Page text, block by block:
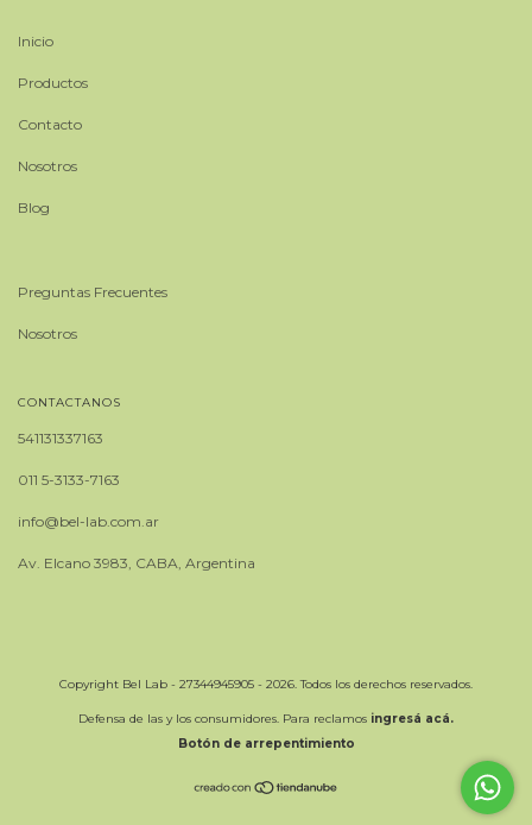
Inicio
Productos
Contacto
Nosotros
Blog
Preguntas Frecuentes
Nosotros
CONTACTANOS
541131337163
011 5-3133-7163
info@bel-lab.com.ar
Av. Elcano 3983, CABA, Argentina
Copyright Bel Lab - 27344945905 - 2026. Todos los derechos reservados.
Defensa de las y los consumidores. Para reclamos ingresá acá.
Botón de arrepentimiento